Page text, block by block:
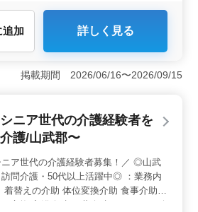
介護福祉士・介護スタッフ
＞ 地域密着型のヘルパーステーシ
。 私たちは地域の方々に信頼さ
ービスを提供しています。 訪問介
幅広い業務に携わり、地域社会に
働きやすい環境＞ シフト制
日数の相談が可能。柔軟な働き方が
完備され、安心感ある環境で勤務
用者の日常生活に密着したサポー
間関係を築いていけるやりがいを
追加 詳しく見る
掲載期間 2026/06/16〜2026/09/15
ニア世代の介護経験者を
護/山武郡〜
ニア世代の介護経験者募集！／ ◎山武
問介護・50代以上活躍中◎ ：業務内
着替えの介助 体位変換介助 食事介助
つ交換 入浴介助 服薬介助 トイレへの移